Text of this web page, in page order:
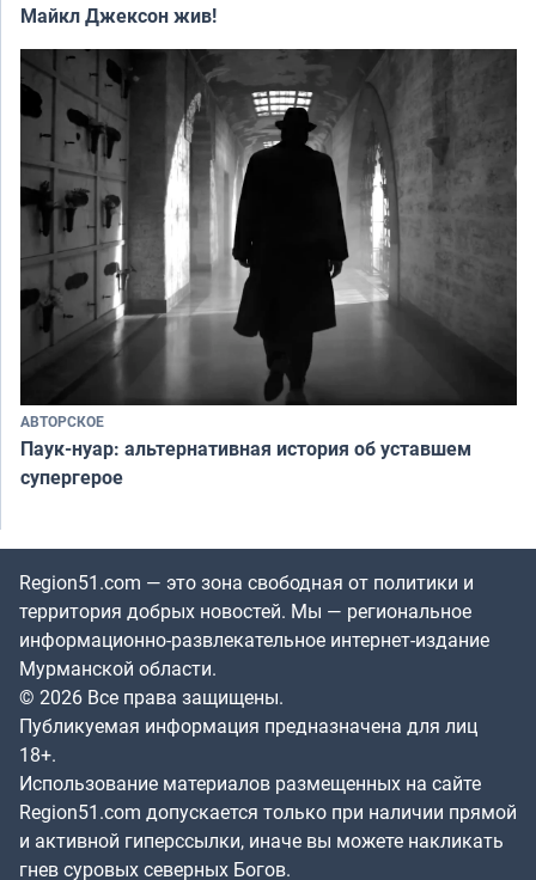
Майкл Джексон жив!
АВТОРСКОЕ
Паук-нуар: альтернативная история об уставшем
супергерое
Region51.com — это зона свободная от политики и
территория добрых новостей. Мы — региональное
информационно-развлекательное интернет-издание
Мурманской области.
© 2026 Все права защищены.
Публикуемая информация предназначена для лиц
18+.
Использование материалов размещенных на сайте
Region51.com допускается только при наличии прямой
и активной гиперссылки, иначе вы можете накликать
гнев суровых северных Богов.